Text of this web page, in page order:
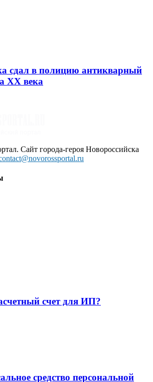
сдал в полицию антикварный
XX века
Сайт города-героя Новороссийска
счет для ИП?
средство персональной